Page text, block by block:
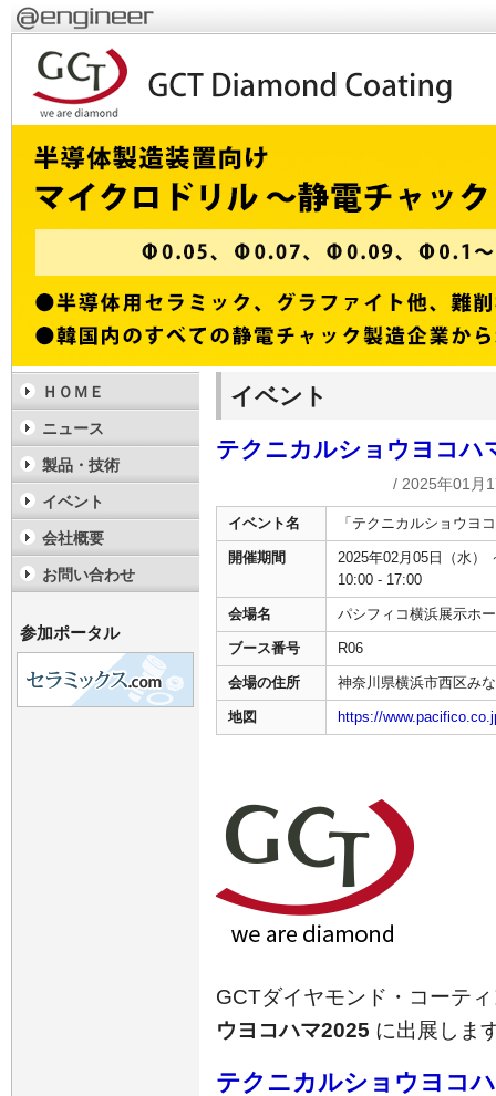
イベント
テクニカルショウヨコハ
/ 2025年01月
イベント名 「テクニカルショウヨ
開催期間
2025年02月05日（水）
10:00 - 17:00
会場名 パシフィコ横浜展示ホ
ブース番号 R06
会場の住所 神奈川県横浜市西区み
地図 https://
GCTダイヤモンド・コーテ
ウヨコハマ2025 に出展しま
テクニカルショウヨコ
ＨＯＭＥ
ニュース
製品・技術
イベント
会社概要
お問い合わせ
参加ポータル